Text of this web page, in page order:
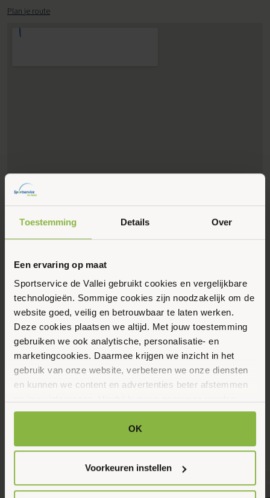
Toestemming Details Over
Een ervaring op maat
Sportservice de Vallei gebruikt cookies en vergelijkbare
technologieën. Sommige cookies zijn noodzakelijk om de
website goed, veilig en betrouwbaar te laten werken.
Deze cookies plaatsen we altijd. Met jouw toestemming
gebruiken we ook analytische, personalisatie- en
marketingcookies. Daarmee krijgen we inzicht in het
gebruik van onze website, verbeteren we onze diensten
en kunnen we content en advertenties beter afstemmen
gedeeld met externe partners.
staan. Via ‘Voorkeuren instellen’ kun je per categorie
kiezen welke cookies je accepteert. Je kunt je keuze op
OK
Voorkeuren instellen
Plan je route
Eerstvolgende data Toon alle data
17
Augustus 2026
09:30 - 10:30
Dorpsstraat 28, Lunteren
Maak favoriet
Gerelateerde activiteiten
7 7